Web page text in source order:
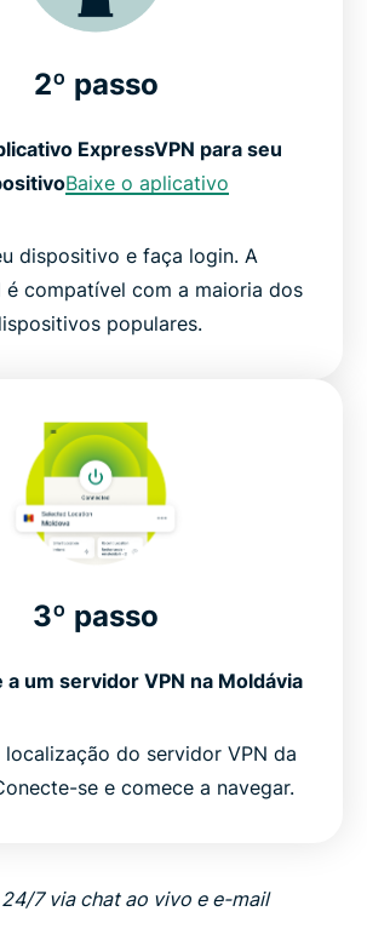
2º passo
ExpressVPN para seu
Baixe o aplicativo
dispositivo e faça login. A
é compatível com a maioria dos
populares.
3º passo
um servidor VPN na Moldávia
localização do servidor VPN da
se e comece a navegar.
7 via chat ao vivo e e-mail